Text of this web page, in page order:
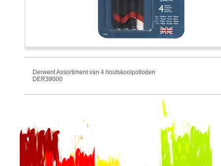
Derwent Assortiment van 4 houtskoolpotloden
DER39000